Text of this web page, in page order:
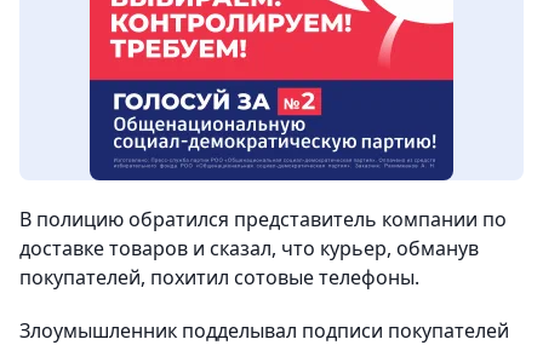
В полицию обратился представитель компании по
доставке товаров и сказал, что курьер, обманув
покупателей, похитил сотовые телефоны.
Злоумышленник подделывал подписи покупателей